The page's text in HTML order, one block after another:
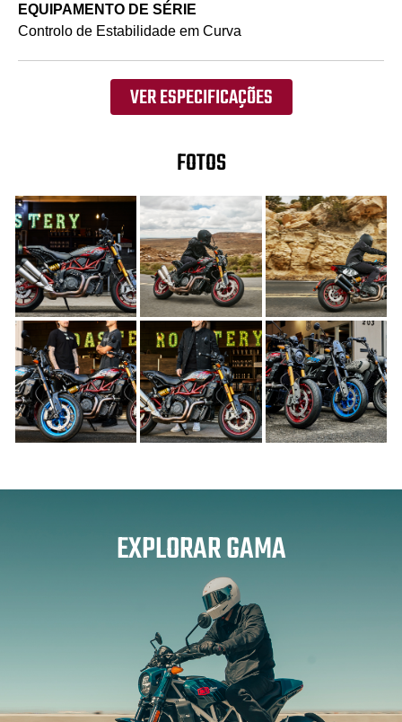
EQUIPAMENTO DE SÉRIE
Controlo de Estabilidade em Curva
VER ESPECIFICAÇÕES
FOTOS
EXPLORAR GAMA